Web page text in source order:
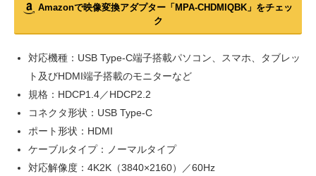
Amazonで映像変換アダプター「MPA-CHDMIQBK」をチェッ
ク
対応機種：USB Type-C端子搭載パソコン、スマホ、タブレッ
ト及びHDMI端子搭載のモニターなど
規格：HDCP1.4／HDCP2.2
コネクタ形状：USB Type-C
ポート形状：HDMI
ケーブルタイプ：ノーマルタイプ
対応解像度：4K2K（3840×2160）／60Hz